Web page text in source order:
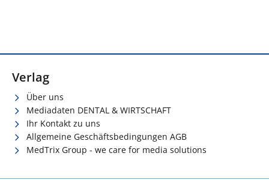
Verlag
Über uns
Mediadaten DENTAL & WIRTSCHAFT
Ihr Kontakt zu uns
Allgemeine Geschäftsbedingungen AGB
MedTrix Group - we care for media solutions